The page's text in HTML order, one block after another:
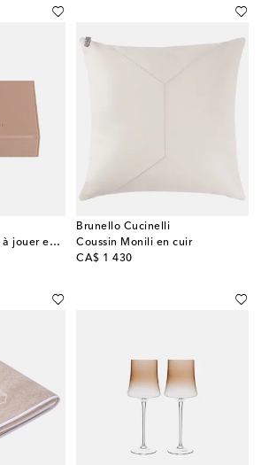
Set et étui de cartes à jouer en cuir
Brunello Cucinelli
Coussin Monili en cuir
CA$ 1 430
original price